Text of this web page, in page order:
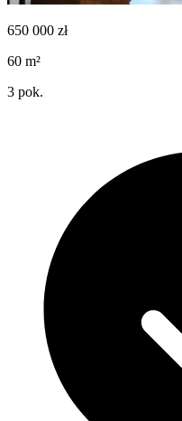
650 000 zł
60 m²
3 pok.